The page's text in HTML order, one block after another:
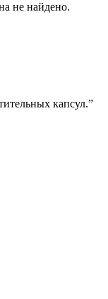
не найдено.
капсул.”